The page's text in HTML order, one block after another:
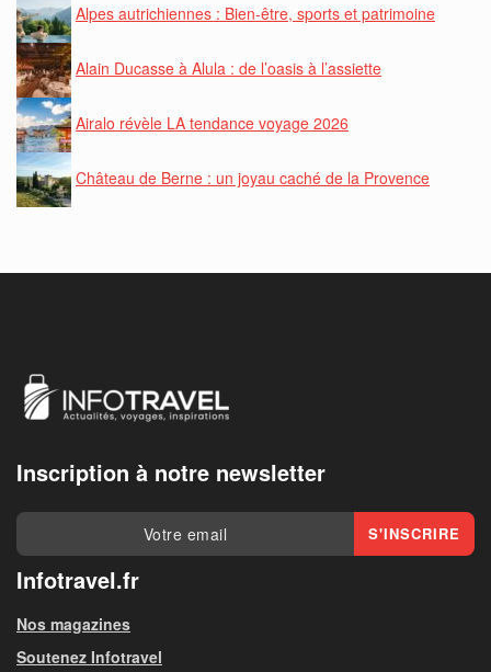
Alpes autrichiennes : Bien-être, sports et patrimoine
Alain Ducasse à Alula : de l’oasis à l’assiette
Airalo révèle LA tendance voyage 2026
Château de Berne : un joyau caché de la Provence
Inscription à notre newsletter
Infotravel.fr
Nos magazines
Soutenez Infotravel